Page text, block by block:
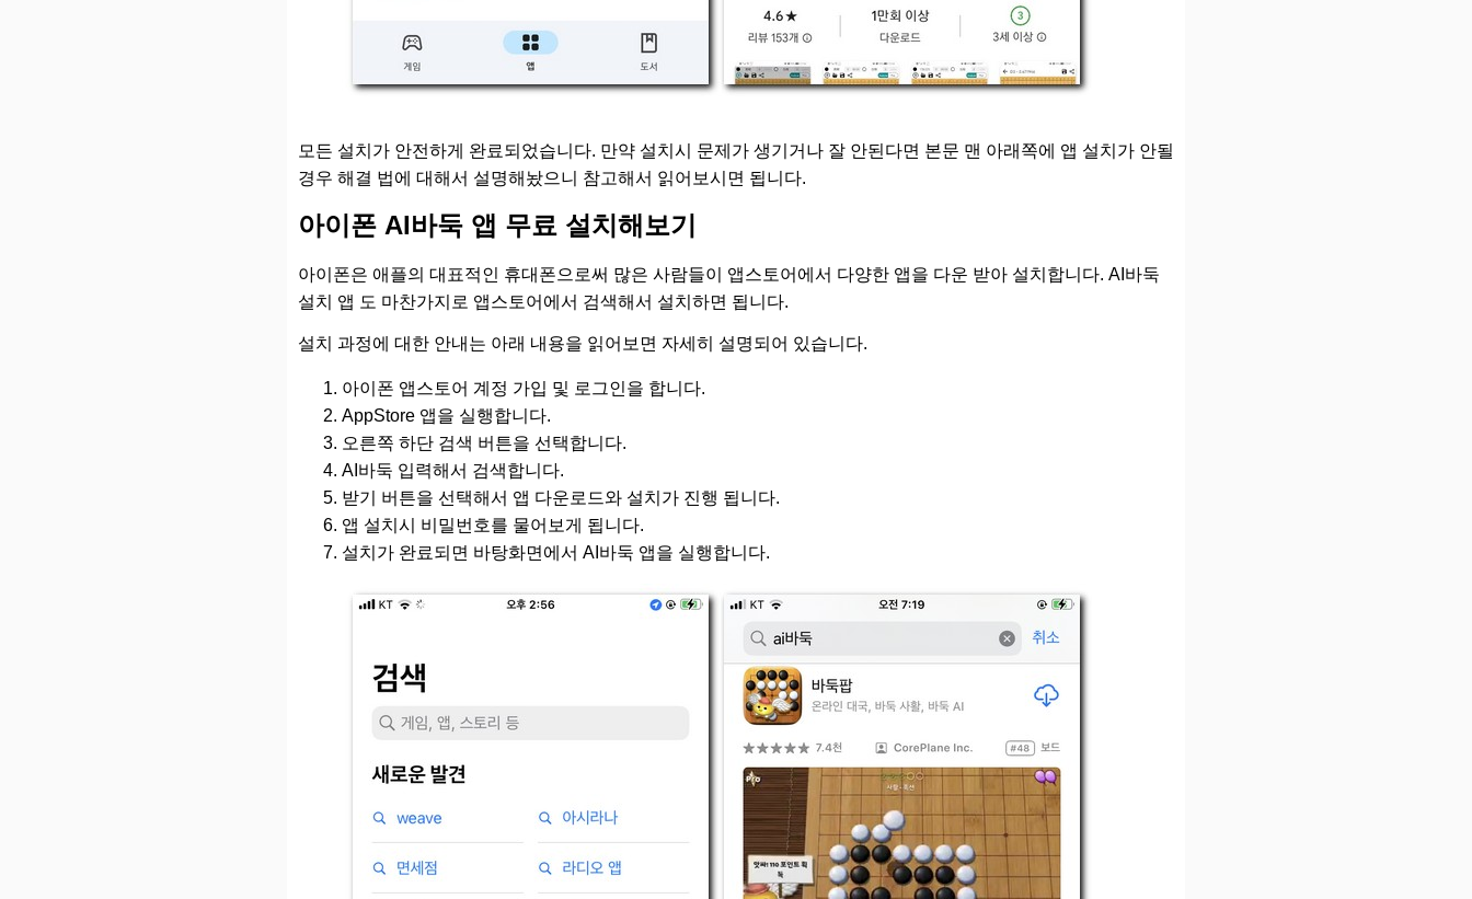
모든 설치가 안전하게 완료되었습니다. 만약 설치시 문제가 생기거나 잘 안된다면 본문 맨 아래쪽에 앱 설치가 안될
경우 해결 법에 대해서 설명해놨으니 참고해서 읽어보시면 됩니다.
아이폰 AI바둑 앱 무료 설치해보기
아이폰은 애플의 대표적인 휴대폰으로써 많은 사람들이 앱스토어에서 다양한 앱을 다운 받아 설치합니다. AI바둑
설치 앱 도 마찬가지로 앱스토어에서 검색해서 설치하면 됩니다.
설치 과정에 대한 안내는 아래 내용을 읽어보면 자세히 설명되어 있습니다.
아이폰 앱스토어 계정 가입 및 로그인을 합니다.
AppStore 앱을 실행합니다.
오른쪽 하단 검색 버튼을 선택합니다.
AI바둑 입력해서 검색합니다.
받기 버튼을 선택해서 앱 다운로드와 설치가 진행 됩니다.
앱 설치시 비밀번호를 물어보게 됩니다.
설치가 완료되면 바탕화면에서 AI바둑 앱을 실행합니다.